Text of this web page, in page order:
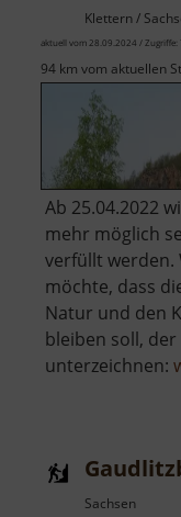
Klettern /
aktuell vom 28.09.2024 / Zugriffe:
94 km vom aktuellen
Ab 25.04.2022
mehr möglich
verfüllt werden.
möchte, dass
Natur und den
bleiben soll,
unterzeichnen:
Sachsen